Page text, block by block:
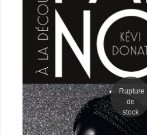
Rupture
de
stock